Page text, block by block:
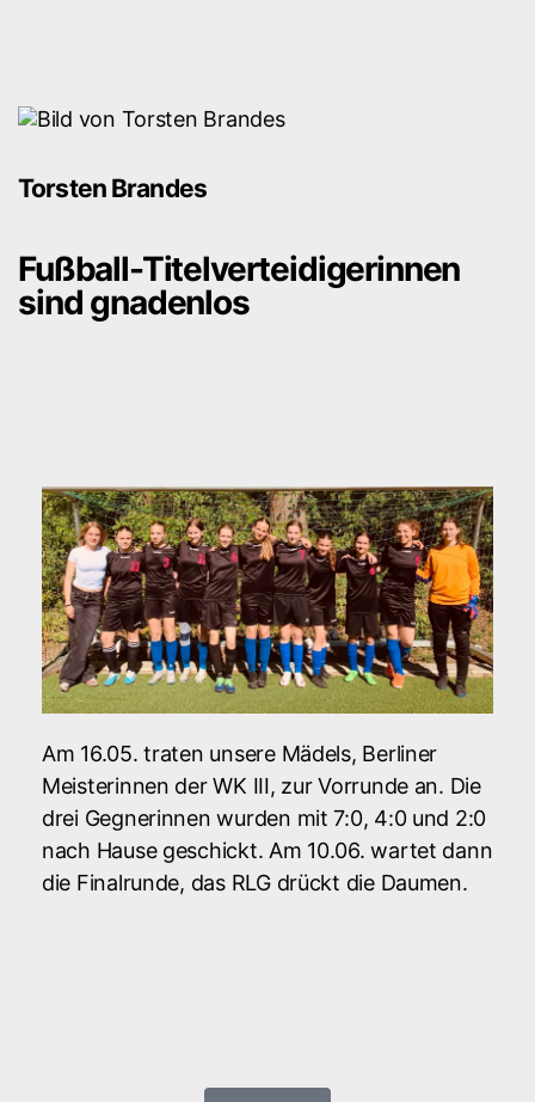
Torsten Brandes
Fußball-Titelverteidigerinnen
sind gnadenlos
Am 16.05. traten unsere Mädels, Berliner
Meisterinnen der WK III, zur Vorrunde an. Die
drei Gegnerinnen wurden mit 7:0, 4:0 und 2:0
nach Hause geschickt. Am 10.06. wartet dann
die Finalrunde, das RLG drückt die Daumen.